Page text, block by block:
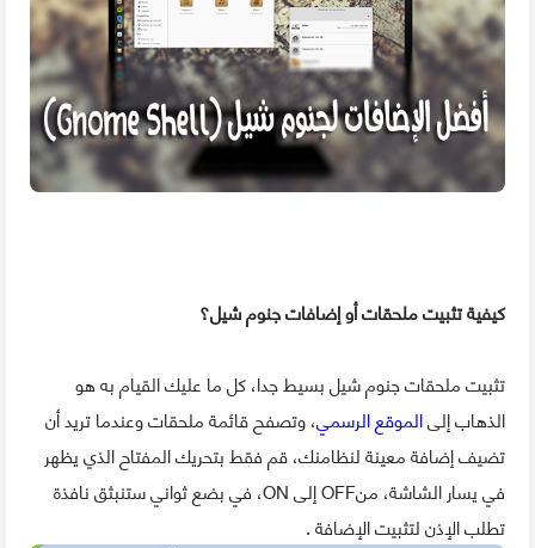
كيفية تثبيت ملحقات أو إضافات جنومشيل؟
تثبيت ملحقات جنوم شيل بسيط جدا، كل ما عليك القيام به هو
الذهاب إلىالموقع الرسمي، وتصفح قائمة ملحقات وعندما تريد أن
تضيف إضافة معينة لنظامنك، قم فقط بتحريك المفتاح الذي يظهر
في يسار الشاشة، منOFF إلى ON، في بضع ثواني ستنبثق نافذة
تطلب الإذن لتثبيت الإضافة .